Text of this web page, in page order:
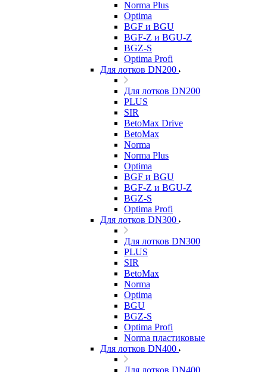
Norma Plus
Optima
BGF и BGU
BGF-Z и BGU-Z
BGZ-S
Optima Profi
Для лотков DN200
Для лотков DN200
PLUS
SIR
BetoMax Drive
BetoMax
Norma
Norma Plus
Optima
BGF и BGU
BGF-Z и BGU-Z
BGZ-S
Optima Profi
Для лотков DN300
Для лотков DN300
PLUS
SIR
BetoMax
Norma
Optima
BGU
BGZ-S
Optima Profi
Norma пластиковые
Для лотков DN400
Для лотков DN400